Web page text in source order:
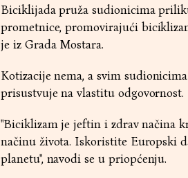
Biciklijada pruža sudionicima
prometnice, promovirajući
je iz Grada Mostara.
Kotizacije nema, a svim
prisustvuje na vlastitu odgovornost.
"Biciklizam je jeftin i zdrav načina
načinu života. Iskoristite Europski
planetu", navodi se u priopćenju.